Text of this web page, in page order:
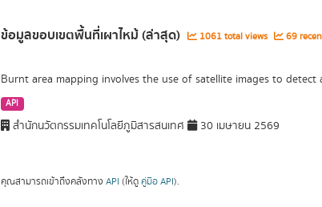
ข้อมูลขอบเขตพื้นที่เผาไหม้ (ล่าสุด) 1061 total views 69
Burnt area mapping involves the use of satellite images to
API
สำนักนวัตกรรมเทคโนโลยีภูมิสารสนเทศ 30 เมษายน 2569
คุณสามารถเข้าถึงคลังทาง API (ให้ดู คู่มือ API).